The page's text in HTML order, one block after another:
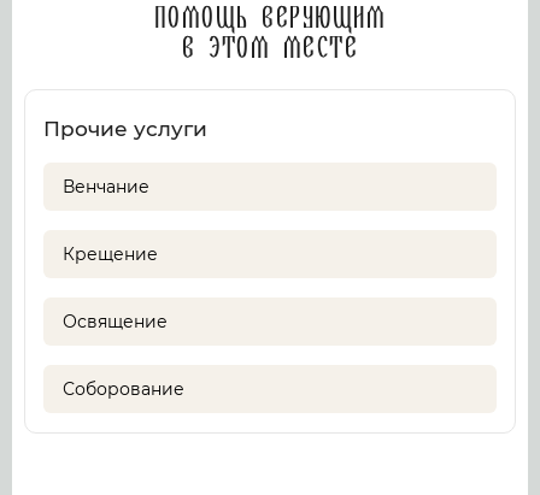
Помощь верующим
в этом месте
Прочие услуги
Венчание
Крещение
Освящение
Соборование